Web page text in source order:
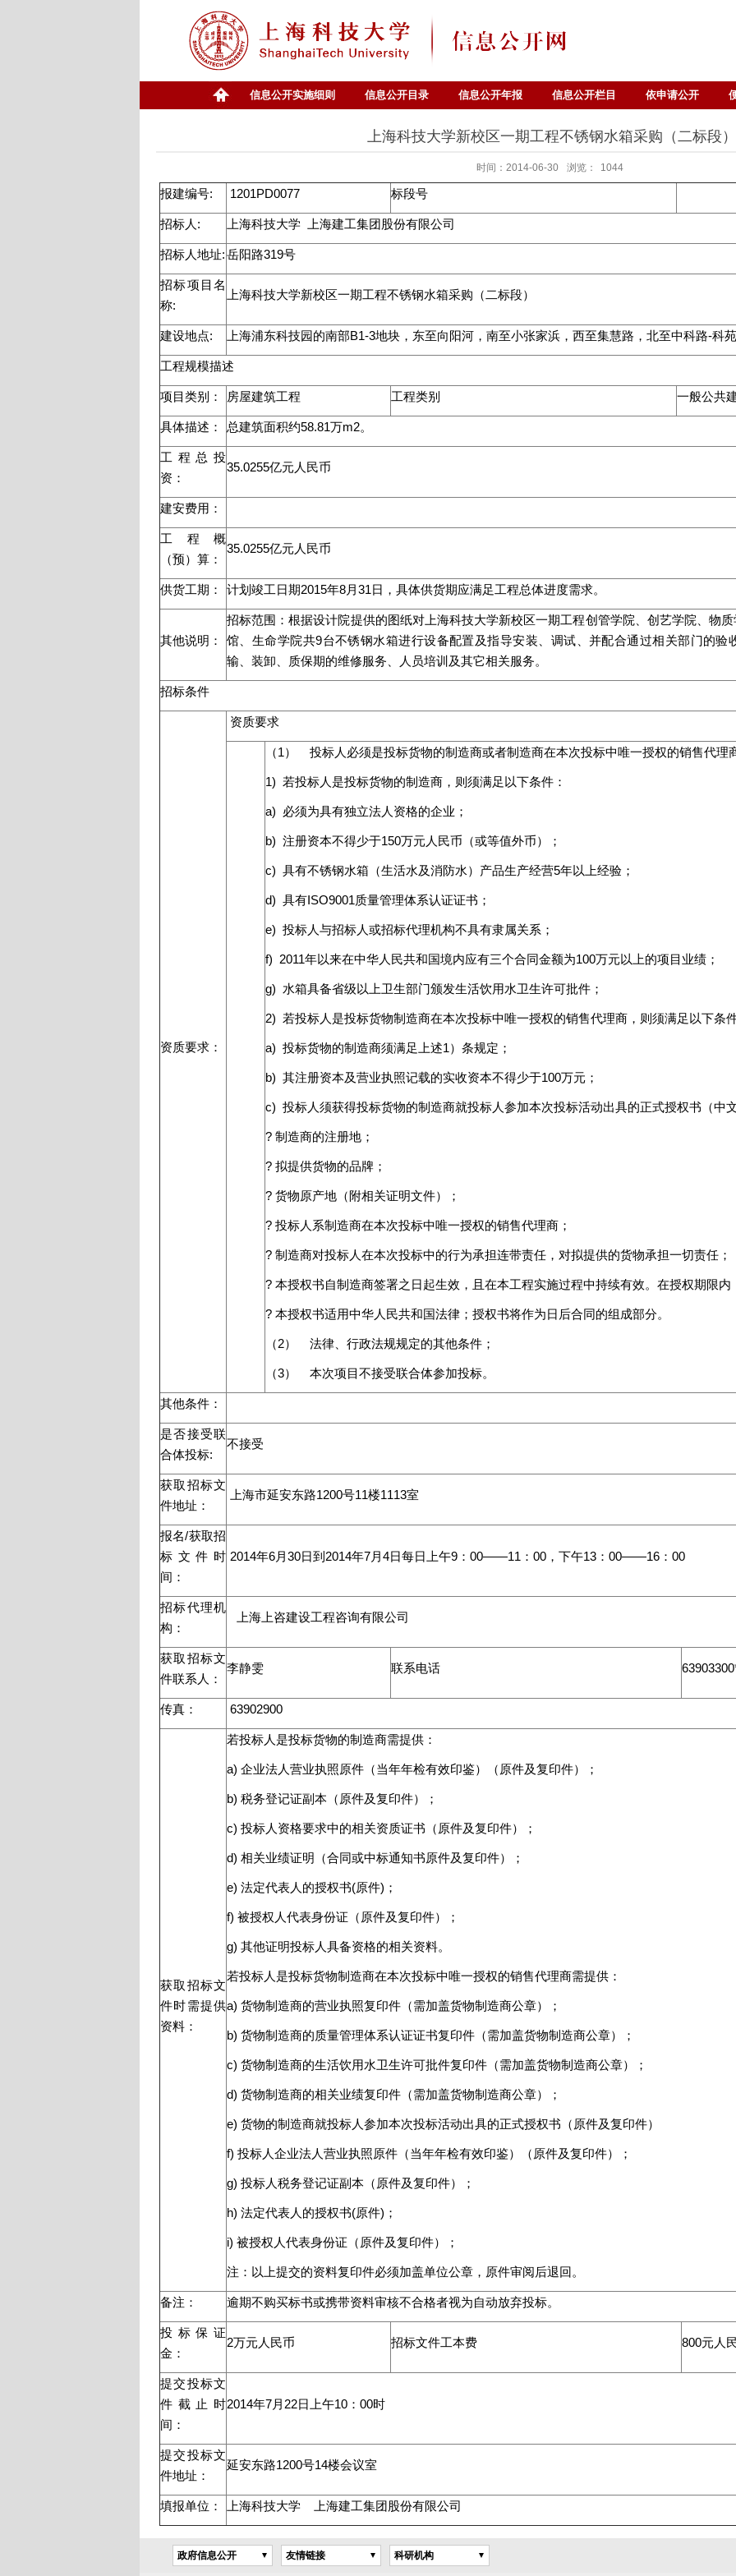
信息公开实施细则 信息公开目录 信息公开年报 信息公开栏目 依申请公开
上海科技大学新校区一期工程不锈钢水箱采购（二标段）
时间：2014-06-30 浏览： 1044
报建编号: 1201PD0077 标段号
招标人: 上海科技大学 上海建工集团股份有限公司
招标人地址:岳阳路319号
招标项目名
称:
上海科技大学新校区一期工程不锈钢水箱采购（二标段）
建设地点: 上海浦东科技园的南部B1-3地块，东至向阳河，南至小张家浜，西至集慧路，北至中科路-科
工程规模描述
项目类别： 房屋建筑工程 工程类别 一般公共
具体描述： 总建筑面积约58.81万m2。
工程总投
资：
35.0255亿元人民币
建安费用：
工程概
（预）算：
35.0255亿元人民币
供货工期： 计划竣工日期2015年8月31日，具体供货期应满足工程总体进度需求。
其他说明：
招标范围：根据设计院提供的图纸对上海科技大学新校区一期工程创管学院、创艺学院、物
馆、生命学院共9台不锈钢水箱进行设备配置及指导安装、调试、并配合通过相关部门的验
输、装卸、质保期的维修服务、人员培训及其它相关服务。
招标条件
资质要求：
资质要求
（1） 投标人必须是投标货物的制造商或者制造商在本次投标中唯一授权的销售代理
1) 若投标人是投标货物的制造商，则须满足以下条件：
a) 必须为具有独立法人资格的企业；
b) 注册资本不得少于150万元人民币（或等值外币）；
c) 具有不锈钢水箱（生活水及消防水）产品生产经营5年以上经验；
d) 具有ISO9001质量管理体系认证证书；
e) 投标人与招标人或招标代理机构不具有隶属关系；
f) 2011年以来在中华人民共和国境内应有三个合同金额为100万元以上的项目业绩；
g) 水箱具备省级以上卫生部门颁发生活饮用水卫生许可批件；
2) 若投标人是投标货物制造商在本次投标中唯一授权的销售代理商，则须满足以下条
a) 投标货物的制造商须满足上述1）条规定；
b) 其注册资本及营业执照记载的实收资本不得少于100万元；
c) 投标人须获得投标货物的制造商就投标人参加本次投标活动出具的正式授权书（中
? 制造商的注册地；
? 拟提供货物的品牌；
? 货物原产地（附相关证明文件）；
? 投标人系制造商在本次投标中唯一授权的销售代理商；
? 制造商对投标人在本次投标中的行为承担连带责任，对拟提供的货物承担一切责任；
? 本授权书自制造商签署之日起生效，且在本工程实施过程中持续有效。在授权期限
? 本授权书适用中华人民共和国法律；授权书将作为日后合同的组成部分。
（2） 法律、行政法规规定的其他条件；
（3） 本次项目不接受联合体参加投标。
其他条件：
是否接受联
合体投标:
不接受
获取招标文
件地址：
上海市延安东路1200号11楼1113室
报名/获取招
标文件时
间：
2014年6月30日到2014年7月4日每日上午9：00——11：00，下午13：00——16：00
招标代理机
构：
上海上咨建设工程咨询有限公司
获取招标文
件联系人：
李静雯 联系电话
传真： 63902900
获取招标文
件时需提供
资料：
若投标人是投标货物的制造商需提供：
a) 企业法人营业执照原件（当年年检有效印鉴）（原件及复印件）；
b) 税务登记证副本（原件及复印件）；
c) 投标人资格要求中的相关资质证书（原件及复印件）；
d) 相关业绩证明（合同或中标通知书原件及复印件）；
e) 法定代表人的授权书(原件)；
f) 被授权人代表身份证（原件及复印件）；
g) 其他证明投标人具备资格的相关资料。
若投标人是投标货物制造商在本次投标中唯一授权的销售代理商需提供：
a) 货物制造商的营业执照复印件（需加盖货物制造商公章）；
b) 货物制造商的质量管理体系认证证书复印件（需加盖货物制造商公章）；
c) 货物制造商的生活饮用水卫生许可批件复印件（需加盖货物制造商公章）；
d) 货物制造商的相关业绩复印件（需加盖货物制造商公章）；
e) 货物的制造商就投标人参加本次投标活动出具的正式授权书（原件及复印件）
f) 投标人企业法人营业执照原件（当年年检有效印鉴）（原件及复印件）；
g) 投标人税务登记证副本（原件及复印件）；
h) 法定代表人的授权书(原件)；
i) 被授权人代表身份证（原件及复印件）；
注：以上提交的资料复印件必须加盖单位公章，原件审阅后退回。
备注： 逾期不购买标书或携带资料审核不合格者视为自动放弃投标。
投标保证
金：
2万元人民币 招标文件工本费 800元人
提交投标文
件截止时
间：
2014年7月22日上午10：00时
提交投标文
件地址：
延安东路1200号14楼会议室
填报单位： 上海科技大学 上海建工集团股份有限公司
政府信息公开 友情链接 科研机构